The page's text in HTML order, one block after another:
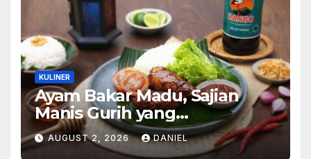
KULINER
Ayam Bakar Madu, Sajian
Manis Gurih yang
Menghangatkan Suasana
Makan
AUGUST 2, 2026 DANIEL